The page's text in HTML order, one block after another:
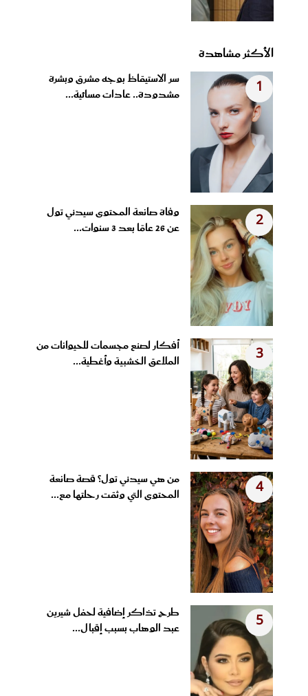
الأكثر مشاهدة
1
سر الاستيقاظ بوجه مشرق وبشرة
مشدودة.. عادات مسائية...
2
وفاة صانعة المحتوى سيدني تول
عن 26 عامًا بعد 3 سنوات...
3
أفكار لصنع مجسمات للحيوانات من
الملاعق الخشبية وأغطية...
4
من هي سيدني تول؟ قصة صانعة
المحتوى التي وثقت رحلتها مع...
5
طرح تذاكر إضافية لحفل شيرين
عبد الوهاب بسبب إقبال...